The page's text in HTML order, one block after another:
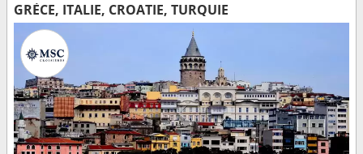
GRÈCE, ITALIE, CROATIE, TURQUIE